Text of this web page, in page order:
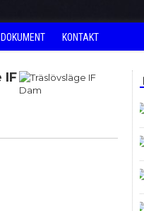
DOKUMENT KONTAKT
IF